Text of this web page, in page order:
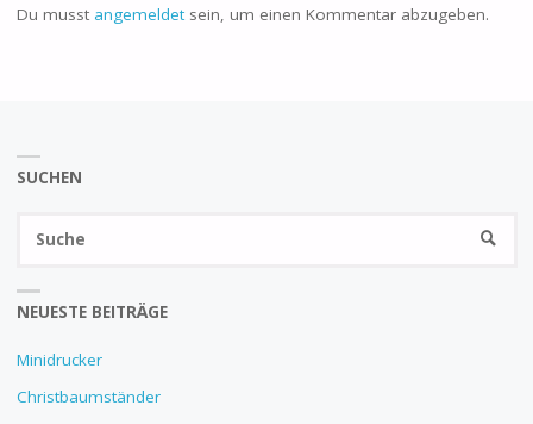
Du musst angemeldetsein, um einen Kommentar abzugeben.
SUCHEN
SUCHE
NEUESTE BEITRÄGE
Minidrucker
Christbaumständer